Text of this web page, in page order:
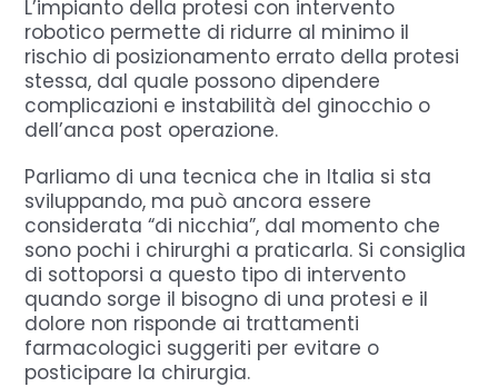
L’impianto della protesi con intervento
robotico permette di ridurre al minimo il
rischio di posizionamento errato della protesi
stessa, dal quale possono dipendere
complicazioni e instabilità del ginocchio o
dell’anca post operazione.
Parliamo di una tecnica che in Italia si sta
sviluppando, ma può ancora essere
considerata “di nicchia”, dal momento che
sono pochi i chirurghi a praticarla. Si consiglia
di sottoporsi a questo tipo di intervento
quando sorge il bisogno di una protesi e il
dolore non risponde ai trattamenti
farmacologici suggeriti per evitare o
posticipare la chirurgia.